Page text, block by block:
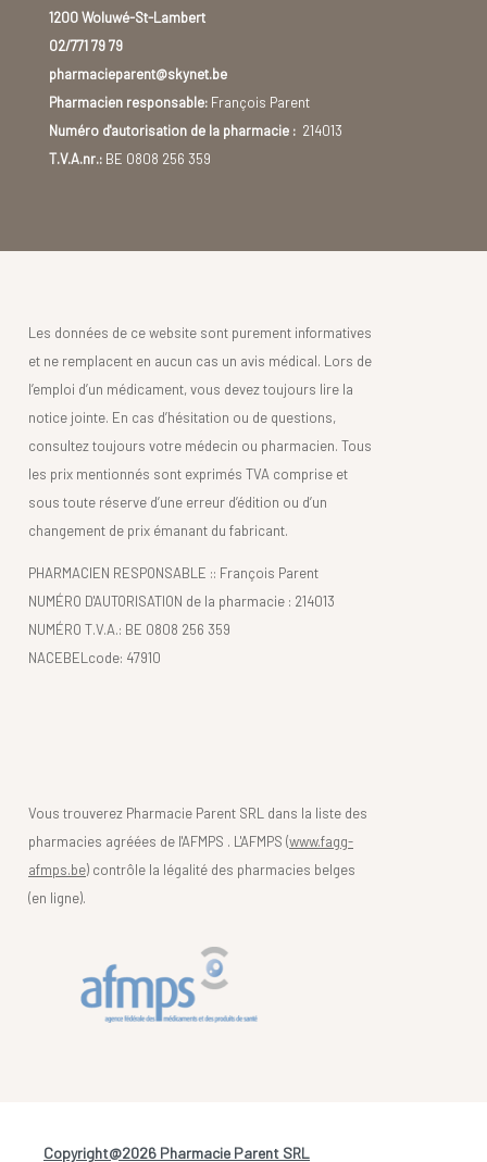
1200 Woluwé-St-Lambert
02/771 79 79
pharmacieparent@skynet.be
Pharmacien responsable:François Parent
Numéro d'autorisation de la pharmacie :214013
T.V.A.nr.:BE 0808 256 359
Les données de ce website sont purement informatives
et ne remplacent en aucun cas un avis médical. Lors de
l’emploi d’un médicament, vous devez toujours lire la
notice jointe. En cas d’hésitation ou de questions,
consultez toujours votre médecin ou pharmacien. Tous
les prix mentionnés sont exprimés TVA comprise et
sous toute réserve d’une erreur d’édition ou d’un
changement de prix émanant du fabricant.
PHARMACIEN RESPONSABLE :: François Parent
NUMÉRO D'AUTORISATION de la pharmacie : 214013
NUMÉRO T.V.A.: BE 0808 256 359
NACEBELcode: 47910
Vous trouverez Pharmacie Parent SRL dans la liste des
pharmacies agréées de l'AFMPS . L'AFMPS (www.fagg-
afmps.be) contrôle la légalité des pharmacies belges
(en ligne).
Copyright@2026 Pharmacie Parent SRL